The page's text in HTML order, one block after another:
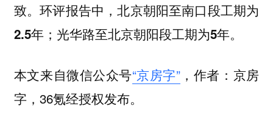
致。环评报告中，北京朝阳至南口段工期为
2.5年；光华路至北京朝阳段工期为5年。
本文来自微信公众号“京房字”，作者：京房
字，36氪经授权发布。